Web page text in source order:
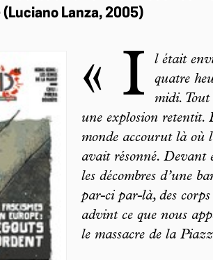
Lanza, 2005)
« I
l était
quatre
midi. Tout
une explosion retentit.
monde accourut là où
avait résonné. Devant
les décombres d’une
par-ci par-là, des
advint ce que nous
le massacre de la